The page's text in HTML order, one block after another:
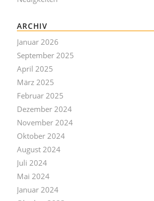
ARCHIV
Januar 2026
September 2025
April 2025
März 2025
Februar 2025
Dezember 2024
November 2024
Oktober 2024
August 2024
Juli 2024
Mai 2024
Januar 2024